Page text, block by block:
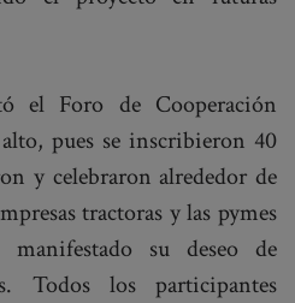
el Foro de Cooperación
pues se inscribieron 40
y celebraron alrededor de
tractoras y las pymes
manifestado su deseo de
Todos los participantes